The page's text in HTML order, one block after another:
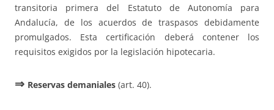
transitoria primera del Estatuto de Autonomía para
Andalucía, de los acuerdos de traspasos debidamente
promulgados. Esta certificación deberá contener los
requisitos exigidos por la legislación hipotecaria.
⇒ Reservas demaniales (art. 40).